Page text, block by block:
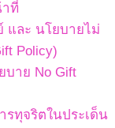
ที่
และ นโยบายไม่
Policy)
บาย No Gift
รทุจริตในประเด็น